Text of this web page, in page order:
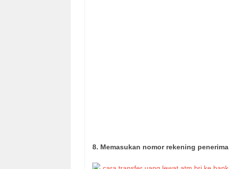
8. Memasukan nomor rekening penerima